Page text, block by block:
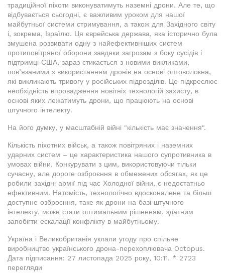
традиційної піхоти виконуватимуть наземні дрони. Але те, що
відбувається сьогодні, є важливим уроком для нашої
майбутньої системи стримування, а також для Західного світу
і, зокрема, Ізраїлю. Ця єврейська держава, яка історично була
змушена розвивати одну з найефективніших систем
протиповітряної оборони завдяки загрозам з боку сусідів і
підтримці США, зараз стикається з новими викликами,
пов’язаними з використанням дронів на основі оптоволокна,
які викликають тривогу у російських підрозділів. Це підкреслює
необхідність впровадження новітніх технологій захисту, в
основі яких лежатимуть дрони, що працюють на основі
штучного інтелекту.
На його думку, у масштабній війні "кількість має значення".
Кількість піхотних військ, а також повітряних і наземних
ударних систем – це характеристика нашого супротивника в
умовах війни. Конкурувати з цим, використовуючи тільки
сучасну, але дороге озброєння в обмежених обсягах, як це
робили західні армії під час Холодної війни, є недостатньо
ефективним. Натомість, технологічно вдосконалене та більш
доступне озброєння, таке як дрони на базі штучного
інтелекту, може стати оптимальним рішенням, здатним
запобігти ескалації конфлікту в майбутньому.
Україна і Великобританія уклали угоду про спільне
виробництво українського дрона-перехоплювача Octopus.
Дата підписання: 27 листопада 2025 року, 10:11. * 2723
перегляди